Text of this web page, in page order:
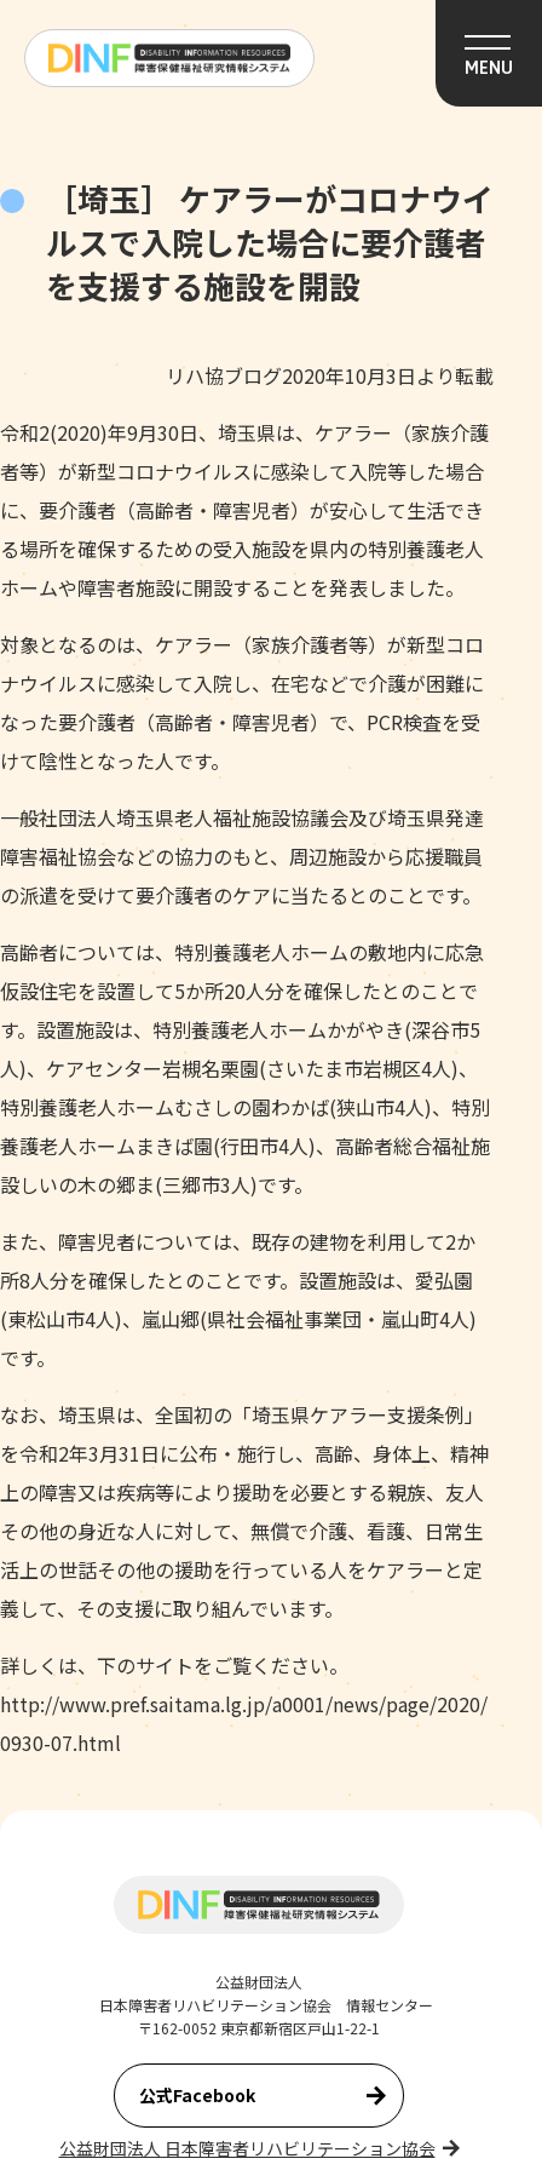
MENU
［埼玉］ ケアラーがコロナウイ
ルスで入院した場合に要介護者
を支援する施設を開設
リハ協ブログ2020年10月3日より転載
令和2(2020)年9月30日、埼玉県は、ケアラー（家族介護
者等）が新型コロナウイルスに感染して入院等した場合
に、要介護者（高齢者・障害児者）が安心して生活でき
る場所を確保するための受入施設を県内の特別養護老人
ホームや障害者施設に開設することを発表しました。
対象となるのは、ケアラー（家族介護者等）が新型コロ
ナウイルスに感染して入院し、在宅などで介護が困難に
なった要介護者（高齢者・障害児者）で、PCR検査を受
けて陰性となった人です。
一般社団法人埼玉県老人福祉施設協議会及び埼玉県発達
障害福祉協会などの協力のもと、周辺施設から応援職員
の派遣を受けて要介護者のケアに当たるとのことです。
高齢者については、特別養護老人ホームの敷地内に応急
仮設住宅を設置して5か所20人分を確保したとのことで
す。設置施設は、特別養護老人ホームかがやき(深谷市5
人)、ケアセンター岩槻名栗園(さいたま市岩槻区4人)、
特別養護老人ホームむさしの園わかば(狭山市4人)、特別
養護老人ホームまきば園(行田市4人)、高齢者総合福祉施
設しいの木の郷ま(三郷市3人)です。
また、障害児者については、既存の建物を利用して2か
所8人分を確保したとのことです。設置施設は、愛弘園
(東松山市4人)、嵐山郷(県社会福祉事業団・嵐山町4人)
です。
なお、埼玉県は、全国初の「埼玉県ケアラー支援条例」
を令和2年3月31日に公布・施行し、高齢、身体上、精神
上の障害又は疾病等により援助を必要とする親族、友人
その他の身近な人に対して、無償で介護、看護、日常生
活上の世話その他の援助を行っている人をケアラーと定
義して、その支援に取り組んでいます。
詳しくは、下のサイトをご覧ください。
http://www.pref.saitama.lg.jp/a0001/news/page/2020/
0930-07.html
公益財団法人
日本障害者リハビリテーション協会 情報センター
〒162-0052 東京都新宿区戸山1-22-1
公式Facebook
公益財団法人 日本障害者リハビリテーション協会